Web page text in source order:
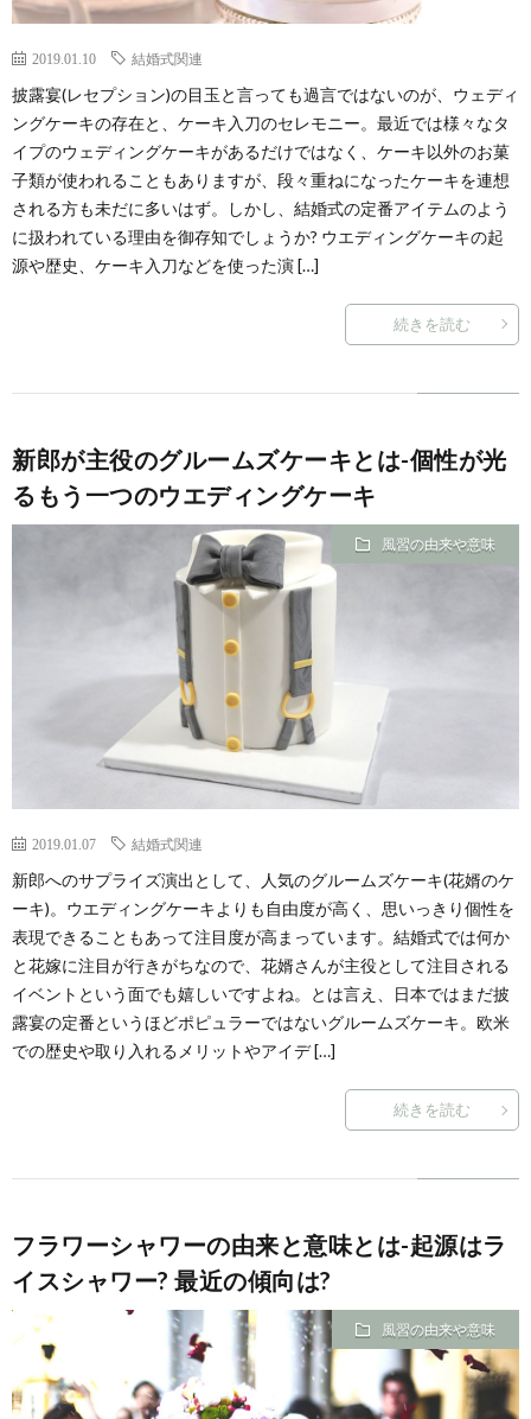
2019.01.10 結婚式関連
披露宴(レセプション)の目玉と言っても過言ではないのが、ウェディ
ングケーキの存在と、ケーキ入刀のセレモニー。最近では様々なタ
イプのウェディングケーキがあるだけではなく、ケーキ以外のお菓
子類が使われることもありますが、段々重ねになったケーキを連想
される方も未だに多いはず。しかし、結婚式の定番アイテムのよう
に扱われている理由を御存知でしょうか? ウエディングケーキの起
源や歴史、ケーキ入刀などを使った演 […]
続きを読む
新郎が主役のグルームズケーキとは-個性が光
るもう一つのウエディングケーキ
風習の由来や意味
2019.01.07 結婚式関連
新郎へのサプライズ演出として、人気のグルームズケーキ(花婿のケ
ーキ)。ウエディングケーキよりも自由度が高く、思いっきり個性を
表現できることもあって注目度が高まっています。結婚式では何か
と花嫁に注目が行きがちなので、花婿さんが主役として注目される
イベントという面でも嬉しいですよね。とは言え、日本ではまだ披
露宴の定番というほどポピュラーではないグルームズケーキ。欧米
での歴史や取り入れるメリットやアイデ […]
続きを読む
フラワーシャワーの由来と意味とは-起源はラ
イスシャワー? 最近の傾向は?
風習の由来や意味